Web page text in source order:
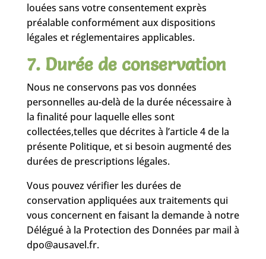
louées sans votre consentement exprès
préalable conformément aux dispositions
légales et réglementaires applicables.
7. Durée de conservation
Nous ne conservons pas vos données
personnelles au-delà de la durée nécessaire à
la finalité pour laquelle elles sont
collectées,telles que décrites à l’article 4 de la
présente Politique, et si besoin augmenté des
durées de prescriptions légales.
Vous pouvez vérifier les durées de
conservation appliquées aux traitements qui
vous concernent en faisant la demande à notre
Délégué à la Protection des Données par mail à
dpo@ausavel.fr.